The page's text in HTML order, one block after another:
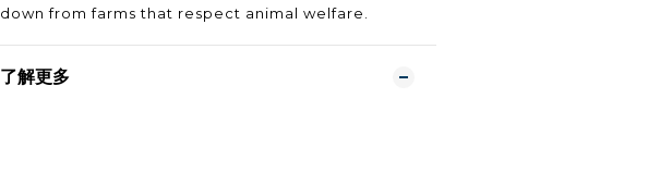
down from farms that respect animal welfare.
了解更多